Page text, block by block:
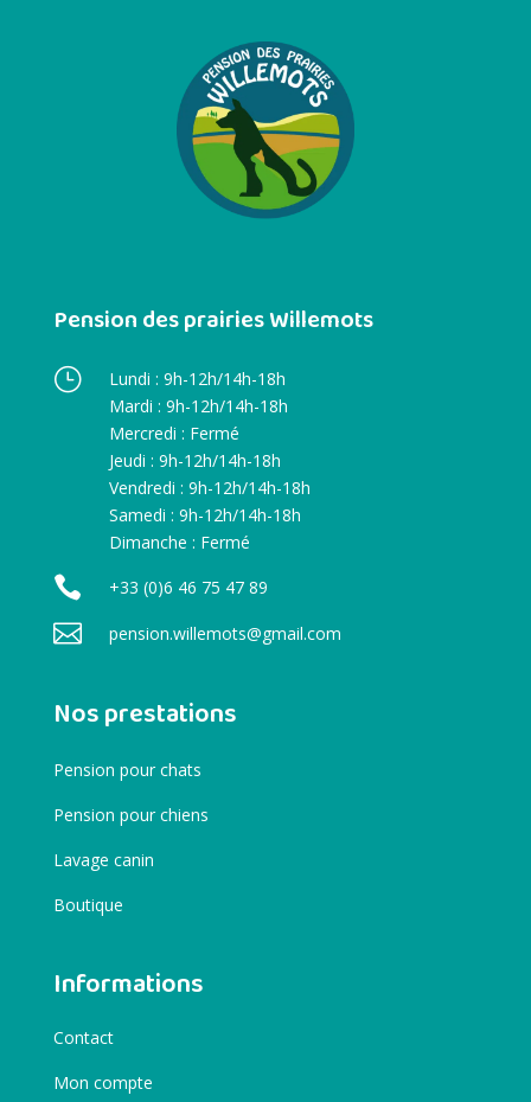
Pension des prairies Willemots
}
Lundi : 9h-12h/14h-18h
Mardi : 9h-12h/14h-18h
Mercredi : Fermé
Jeudi : 9h-12h/14h-18h
Vendredi : 9h-12h/14h-18h
Samedi : 9h-12h/14h-18h
Dimanche : Fermé
 +33 (0)6 46 75 47 89
 pension.willemots@gmail.com
Nos prestations
Pension pour chats
Pension pour chiens
Lavage canin
Boutique
Informations
Contact
Mon compte